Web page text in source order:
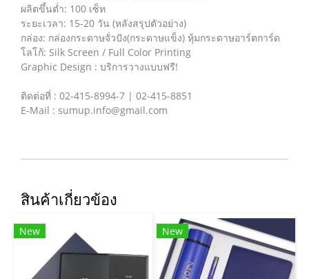
ผลิตขึ้นต่ำ: 100 เซ็ท
ระยะเวลา: 15-20 วัน (หลังสรุปตัวอย่าง)
กล่อง: กล่องกระดาษจั่วปัง(กระดาษแข็ง) หุ้มกระดาษอาร์ตการ์ด
โลโก้: Silk Screen / Full Color Printing
Graphic Design : บริการวางแบบฟรี!
ติดต่อที่ : 02-415-8994-7 | 02-415-8851
E-Mail : sumup.info@gmail.com
สินค้าเกี่ยวข้อง
New New